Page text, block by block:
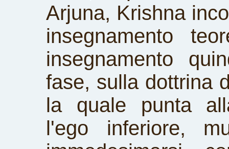
Arjuna, Krishna
insegnamento
insegnamento
fase, sulla dottrina
la quale punta
l'ego inferiore,